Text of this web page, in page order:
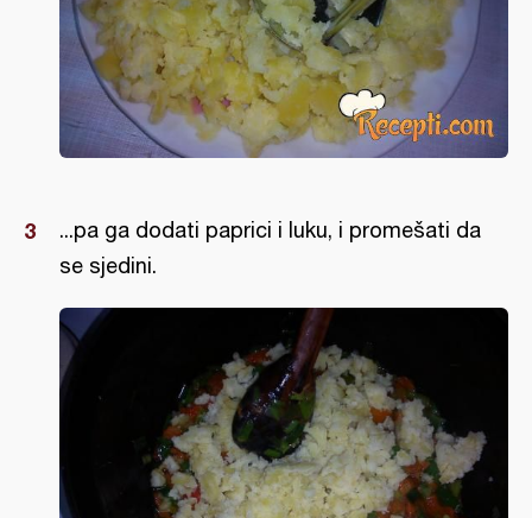
...pa ga dodati paprici i luku, i promešati da
se sjedini.